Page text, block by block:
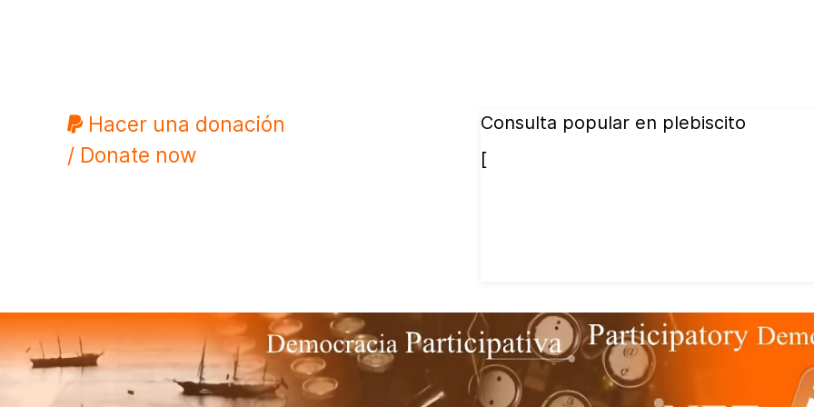
Hacer una donación
/ Donate now
Consulta popular en plebiscito
[